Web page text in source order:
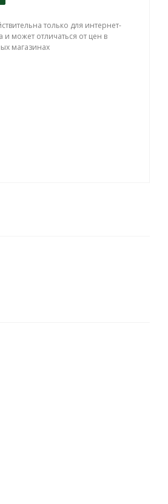
только для интернет-
и может отличаться от цен в
магазинах